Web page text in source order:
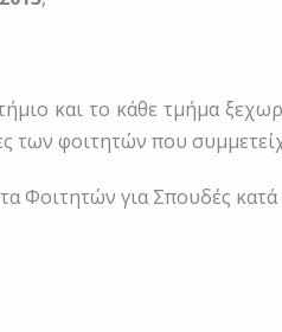
και το κάθε τμήμα
των φοιτητών που
Φοιτητών για Σπουδές